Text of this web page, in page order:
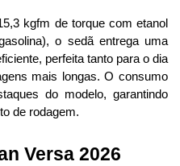
kgfm de torque com etanol
o sedã entrega uma
perfeita tanto para o dia
mais longas. O consumo
do modelo, garantindo
de rodagem.
Versa 2026